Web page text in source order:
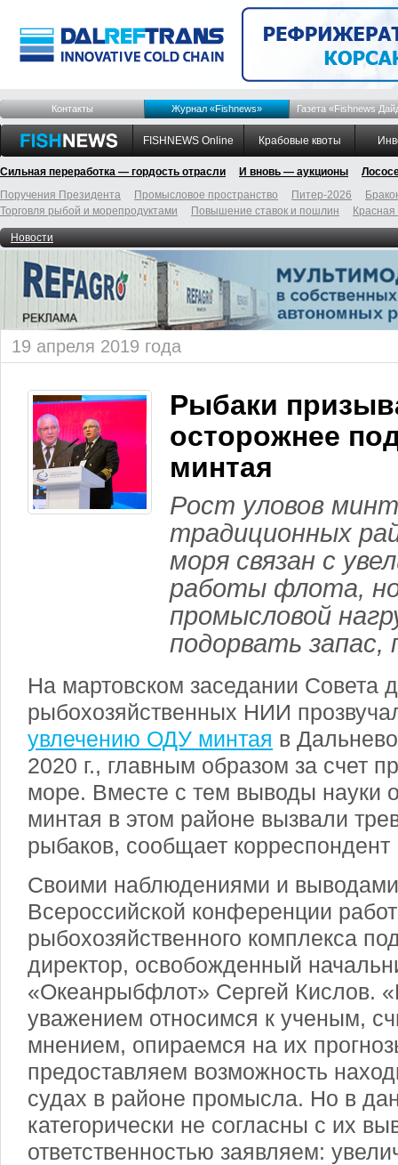
Контакты Журнал «Fishnews» Газета «Fishnews
FISHNEWS Online Крабовые квоты
Сильная переработка — гордость отрасли И вновь — аукционы
Поручения Президента
Промысловое пространство Питер-2026
Торговля рыбой и морепродуктами
Повышение ставок и пошлин
Новости
19 апреля 2019 года
Рыбаки
осторожнее
минтая
Рост уловов
традиционных
моря связан с
работы флота,
промысловой
подорвать
На мартовском заседании Совета
рыбохозяйственных НИИ
увлечению ОДУ минтая в
2020 г., главным образом за счет
море. Вместе с тем выводы науки
минтая в этом районе вызвали
рыбаков, сообщает
Своими наблюдениями и
Всероссийской конференции
рыбохозяйственного комплекса
директор, освобожденный
«Океанрыбфлот» Сергей Кислов.
уважением относимся к ученым,
мнением, опираемся на их
предоставляем возможность
судах в районе промысла. Но в
категорически не согласны с их
ответственностью заявляем: